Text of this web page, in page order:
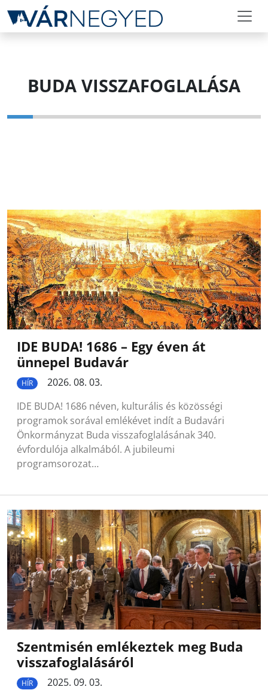
BUDA VISSZAFOGLALÁSA
IDE BUDA! 1686 – Egy éven át
ünnepel Budavár
HÍR
2026. 08. 03.
IDE BUDA! 1686 néven, kulturális és közösségi
programok sorával emlékévet indít a Budavári
Önkormányzat Buda visszafoglalásának 340.
évfordulója alkalmából. A jubileumi
programsorozat…
Szentmisén emlékeztek meg Buda
visszafoglalásáról
HÍR
2025. 09. 03.